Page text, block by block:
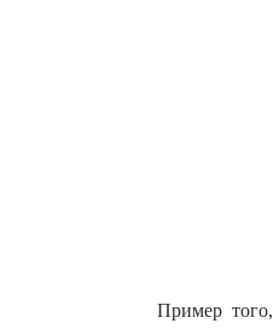
Пример